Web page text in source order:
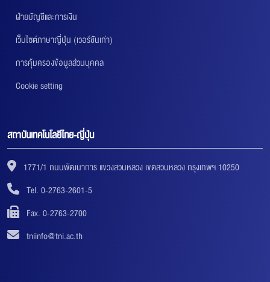
ฝ่ายบัญชีและการเงิน
เว็บไซต์ภาษาญี่ปุ่น (เวอร์ชันเก่า)
การคุ้มครองข้อมูลส่วนบุคคล
Cookie setting
สถาบันเทคโนโลยีไทย-ญี่ปุ่น
1771/1 ถนนพัฒนาการ แขวงสวนหลวง เขตสวนหลวง กรุงเทพฯ 10250
Tel. 0-2763-2601-5
Fax. 0-2763-2700
tniinfo@tni.ac.th